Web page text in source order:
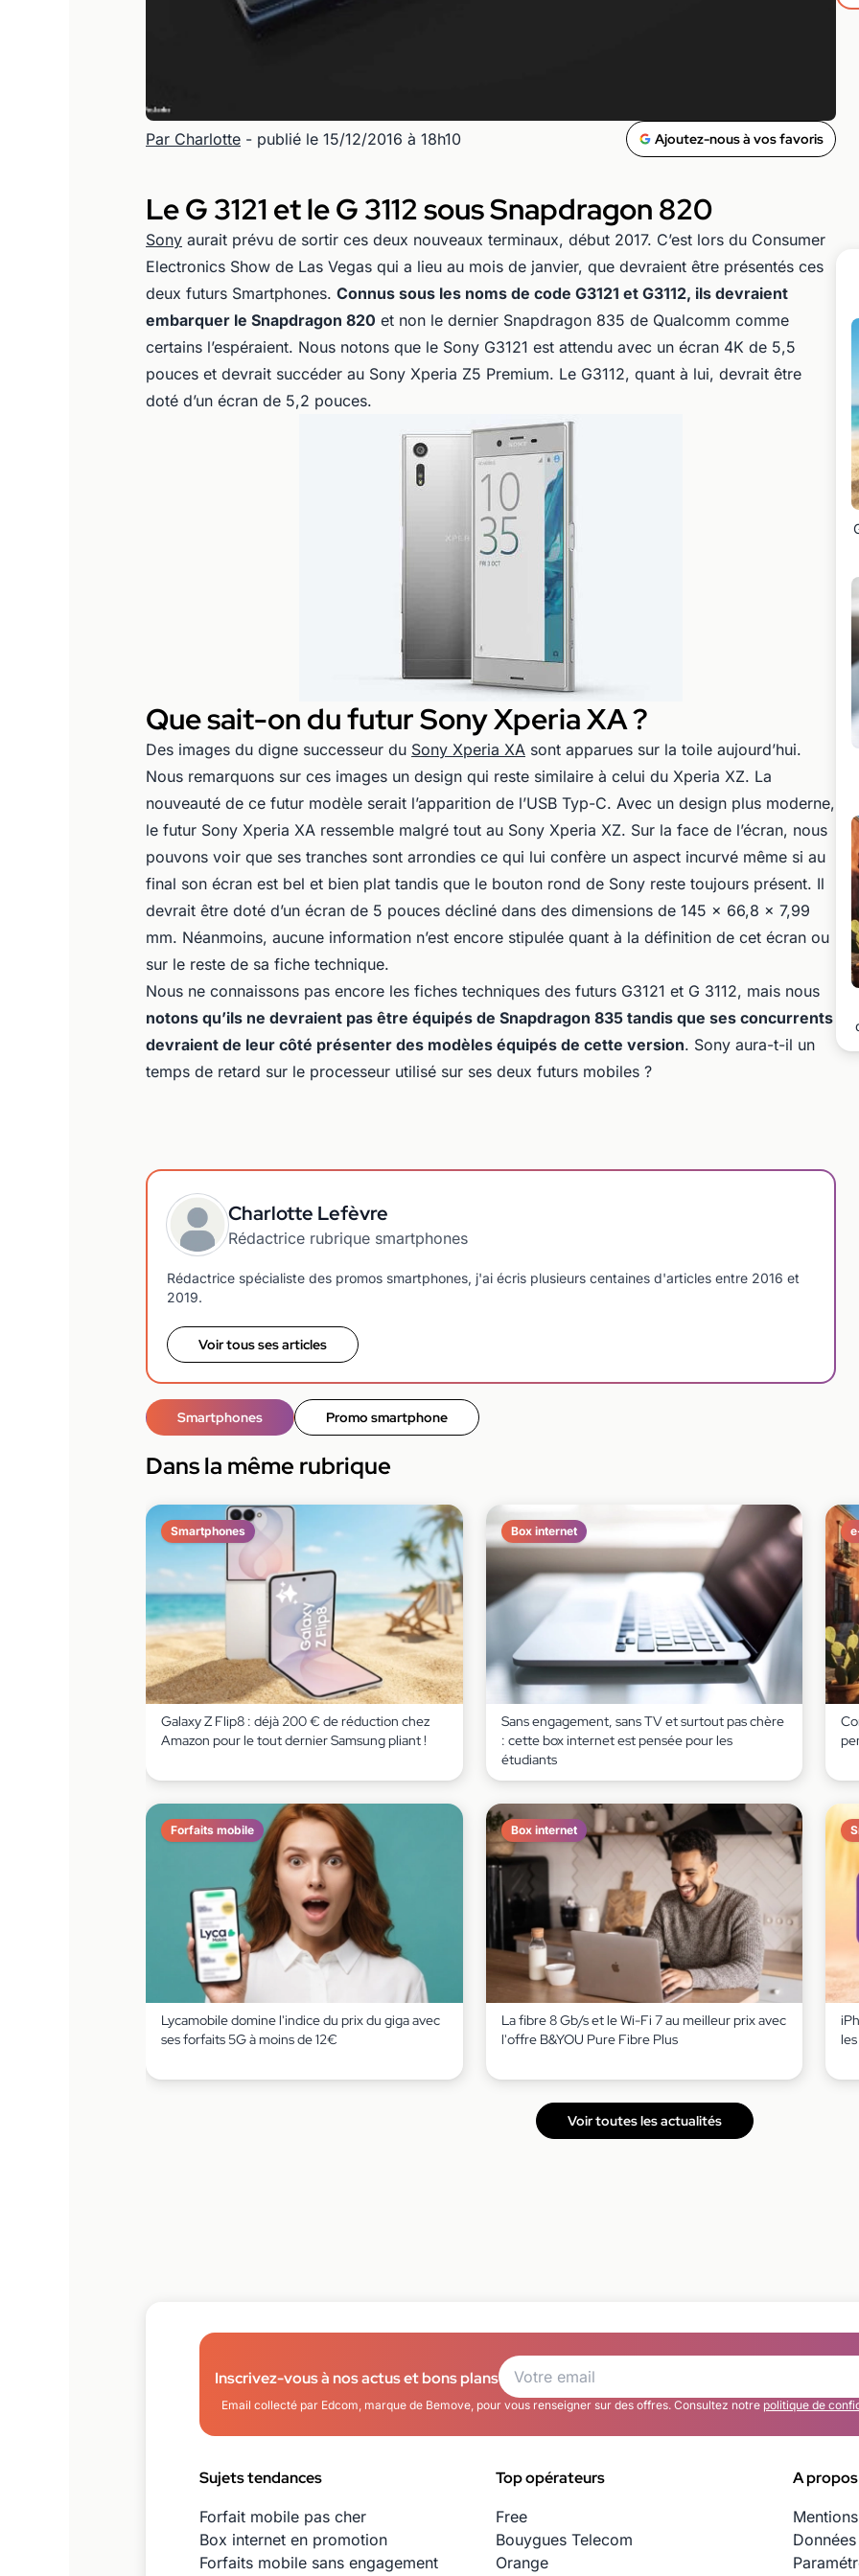
Par Charlotte - publié le 15/12/2016 à 18h10 Ajoutez-nous à vos favoris
Le G 3121 et le G 3112 sous Snapdragon 820
Sony aurait prévu de sortir ces deux nouveaux terminaux, début 2017. C’est lors du Consumer
Electronics Show de Las Vegas qui a lieu au mois de janvier, que devraient être présentés ces
deux futurs Smartphones. Connus sous les noms de code G3121 et G3112, ils devraient
embarquer le Snapdragon 820 et non le dernier Snapdragon 835 de Qualcomm comme
certains l’espéraient. Nous notons que le Sony G3121 est attendu avec un écran 4K de 5,5
pouces et devrait succéder au Sony Xperia Z5 Premium. Le G3112, quant à lui, devrait être
doté d’un écran de 5,2 pouces.
Que sait-on du futur Sony Xperia XA ?
Des images du digne successeur du Sony Xperia XA sont apparues sur la toile aujourd’hui.
Nous remarquons sur ces images un design qui reste similaire à celui du Xperia XZ. La
nouveauté de ce futur modèle serait l’apparition de l’USB Typ-C. Avec un design plus moderne,
le futur Sony Xperia XA ressemble malgré tout au Sony Xperia XZ. Sur la face de l’écran, nous
pouvons voir que ses tranches sont arrondies ce qui lui confère un aspect incurvé même si au
final son écran est bel et bien plat tandis que le bouton rond de Sony reste toujours présent. Il
devrait être doté d’un écran de 5 pouces décliné dans des dimensions de 145 x 66,8 x 7,99
mm. Néanmoins, aucune information n’est encore stipulée quant à la définition de cet écran ou
sur le reste de sa fiche technique.
Nous ne connaissons pas encore les fiches techniques des futurs G3121 et G 3112, mais nous
notons qu’ils ne devraient pas être équipés de Snapdragon 835 tandis que ses concurrents
devraient de leur côté présenter des modèles équipés de cette version. Sony aura-t-il un
temps de retard sur le processeur utilisé sur ses deux futurs mobiles ?
Charlotte Lefèvre
Rédactrice rubrique smartphones
Rédactrice spécialiste des promos smartphones, j'ai écris plusieurs centaines d'articles entre 2016 et
2019.
Voir tous ses articles
Smartphones Promo smartphone
Dans la même rubrique
Smartphones
Galaxy Z Flip8 : déjà 200 € de réduction chez
Amazon pour le tout dernier Samsung pliant !
Box internet
Sans engagement, sans TV et surtout pas chère
: cette box internet est pensée pour les
étudiants
Forfaits mobile
Lycamobile domine l'indice du prix du giga avec
ses forfaits 5G à moins de 12€
Box internet
La fibre 8 Gb/s et le Wi-Fi 7 au meilleur prix avec
l'offre B&YOU Pure Fibre Plus
Voir toutes les actualités
Inscrivez-vous à nos actus et bons plans
Email collecté par Edcom, marque de Bemove, pour vous renseigner sur des offres. Consultez notre politique de
Sujets tendances
Forfait mobile pas cher
Box internet en promotion
Forfaits mobile sans engagement
Top opérateurs
Free
Bouygues Telecom
Orange
A